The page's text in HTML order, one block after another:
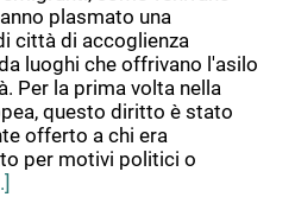
plasmato una
città di accoglienza
luoghi che offrivano l'asilo
Per la prima volta nella
questo diritto è stato
offerto a chi era
per motivi politici o